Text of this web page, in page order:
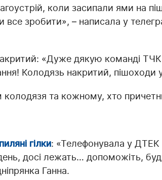
коли засипали ями на
все зробити», – написала у
«Дуже дякую команді ТЧК
Колодязь накритий,
та кожному, хто
гілки: «Телефонувала у ДТЕК
досі лежать… допоможіть,
Ганна.